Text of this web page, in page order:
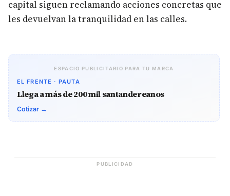
capital siguen reclamando acciones concretas que
les devuelvan la tranquilidad en las calles.
ESPACIO PUBLICITARIO PARA TU MARCA
EL FRENTE · PAUTA
Llega a más de 200 mil santandereanos
Cotizar →
PUBLICIDAD